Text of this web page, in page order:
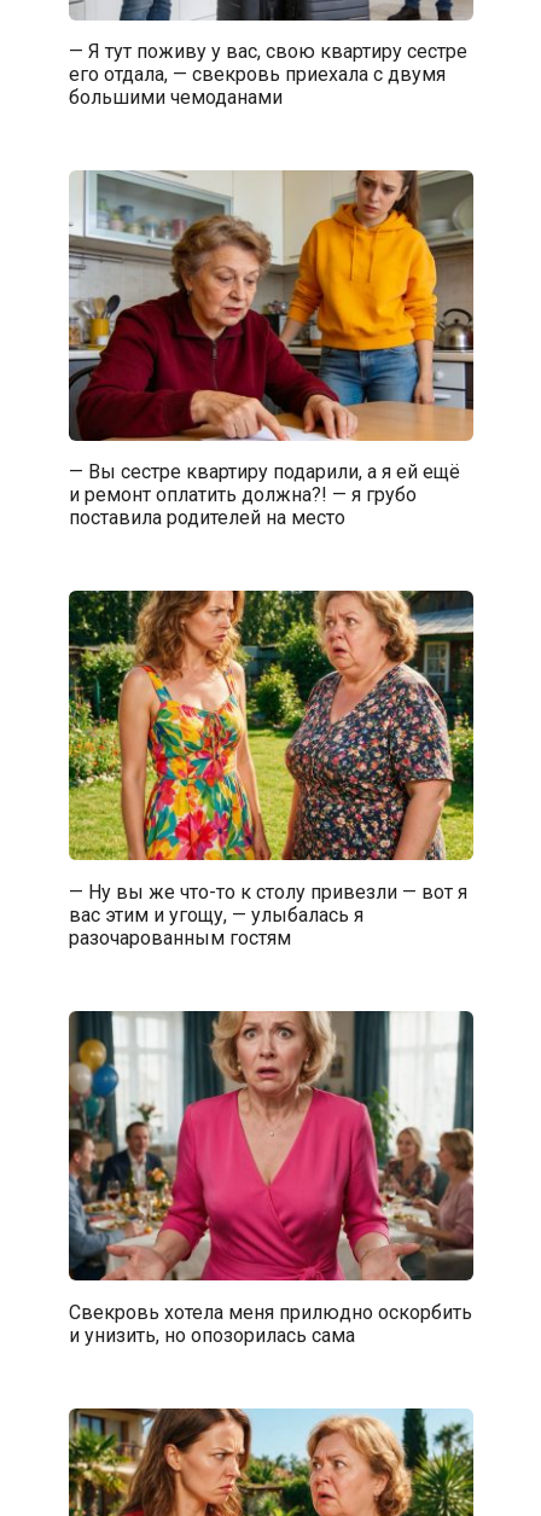
— Я тут поживу у вас, свою квартиру сестре
его отдала, — свекровь приехала с двумя
большими чемоданами
— Вы сестре квартиру подарили, а я ей ещё
и ремонт оплатить должна?! — я грубо
поставила родителей на место
— Ну вы же что-то к столу привезли — вот я
вас этим и угощу, — улыбалась я
разочарованным гостям
Свекровь хотела меня прилюдно оскорбить
и унизить, но опозорилась сама